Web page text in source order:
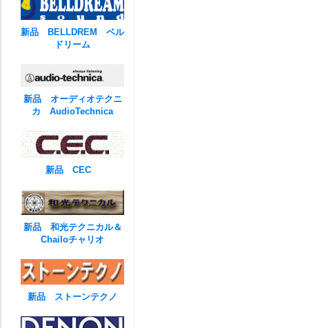
新品 BELLDREM ベル
ドリーム
新品 オーディオテクニ
カ AudioTechnica
新品 CEC
新品 和光テクニカル＆
Chailoチャリオ
新品 ストーンテクノ